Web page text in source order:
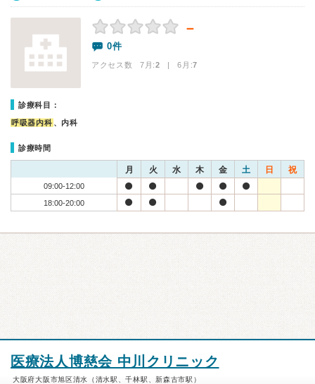
－
0件
アクセス数 7月:2 | 6月:7
診療科目：
呼吸器内科 、内科
診療時間
月 火 水 木 金 土 日 祝
09:00-12:00
18:00-20:00
医療法人博慈会 中川クリニック
大阪府大阪市旭区清水（清水駅、千林駅、新森古市駅）